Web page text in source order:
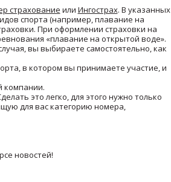
страхование или Ингострах. В указанных
спорта (например, плавание на
При оформлении страховки на
«плавание на открытой воде».
вы выбираете самостоятельно, как
в котором вы принимаете участие, и
компании.
это легко, для этого нужно только
для вас категорию номера,
новостей!